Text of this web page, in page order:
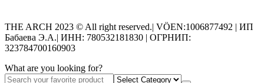
THE ARCH 2023 © All right reserved.| VÖEN:1006877492 | ИП
Бабаева Э.А.| ИНН: 780532181830 | ОГРНИП:
323784700160903
What are you looking for?